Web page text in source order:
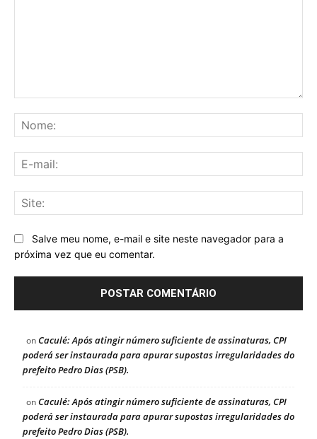
Salve meu nome, e-mail e site neste navegador para a
próxima vez que eu comentar.
onCaculé: Após atingir número suficiente de assinaturas, CPI
poderá ser instaurada para apurar supostas irregularidades do
prefeito Pedro Dias (PSB).
onCaculé: Após atingir número suficiente de assinaturas, CPI
poderá ser instaurada para apurar supostas irregularidades do
prefeito Pedro Dias (PSB).